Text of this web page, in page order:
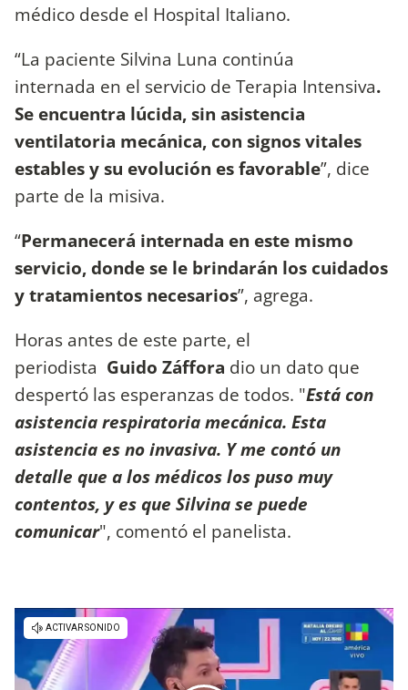
médico desde el Hospital Italiano.
“La paciente Silvina Luna continúa
internada en el servicio de Terapia Intensiva.
Se encuentra lúcida, sin asistencia
ventilatoria mecánica, con signos vitales
estables y su evolución es favorable”, dice
parte de la misiva.
“Permanecerá internada en este mismo
servicio, donde se le brindarán los cuidados
y tratamientos necesarios”, agrega.
Horas antes de este parte, el
periodista Guido Záffora dio un dato que
despertó las esperanzas de todos. "Está con
asistencia respiratoria mecánica. Esta
asistencia es no invasiva. Y me contó un
detalle que a los médicos los puso muy
contentos, y es que Silvina se puede
comunicar", comentó el panelista.